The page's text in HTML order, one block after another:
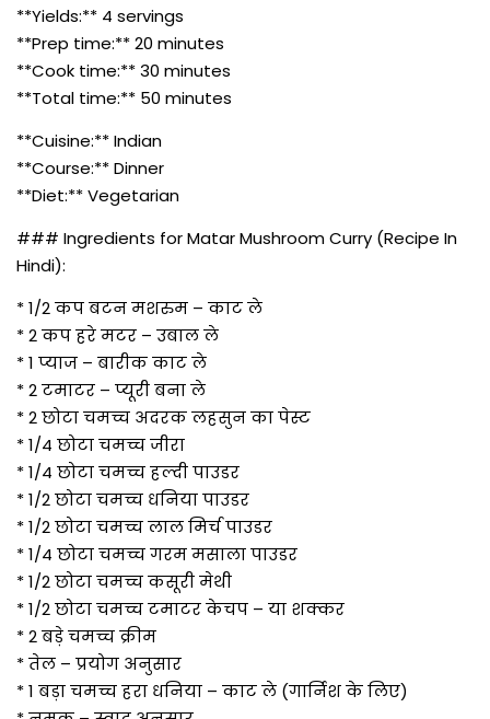
**Yields:** 4 servings
**Prep time:** 20 minutes
**Cook time:** 30 minutes
**Total time:** 50 minutes
**Cuisine:** Indian
**Course:** Dinner
**Diet:** Vegetarian
### Ingredients for Matar Mushroom Curry (Recipe In
Hindi):
* 1/2 कप बटन मशरुम – काट ले
* 2 कप हरे मटर – उबाल ले
* 1 प्याज – बारीक काट ले
* 2 टमाटर – प्यूरी बना ले
* 2 छोटा चमच्च अदरक लहसुन का पेस्ट
* 1/4 छोटा चमच्च जीरा
* 1/4 छोटा चमच्च हल्दी पाउडर
* 1/2 छोटा चमच्च धनिया पाउडर
* 1/2 छोटा चमच्च लाल मिर्च पाउडर
* 1/4 छोटा चमच्च गरम मसाला पाउडर
* 1/2 छोटा चमच्च कसूरी मेथी
* 1/2 छोटा चमच्च टमाटर केचप – या शक्कर
* 2 बड़े चमच्च क्रीम
* तेल – प्रयोग अनुसार
* 1 बड़ा चमच्च हरा धनिया – काट ले (गार्निश के लिए)